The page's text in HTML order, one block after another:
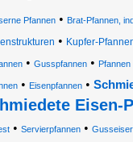
Pfannen• Brat-Pfannen,
• Kupfer-
• Gusspfannen• Pfannen
• Eisenpfannen •
Eisen-
• Servierpfannen•